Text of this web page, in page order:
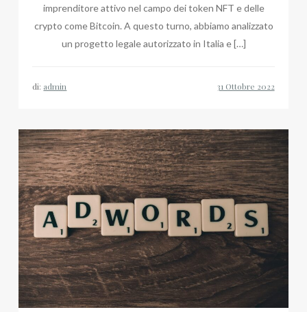
imprenditore attivo nel campo dei token NFT e delle
crypto come Bitcoin. A questo turno, abbiamo analizzato
un progetto legale autorizzato in Italia e […]
di: admin